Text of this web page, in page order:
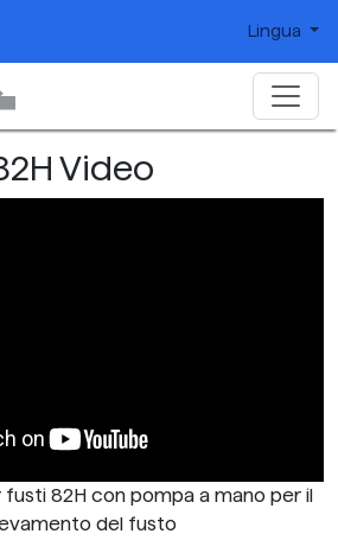
Lingua
Video
82H con pompa a mano per il
del fusto